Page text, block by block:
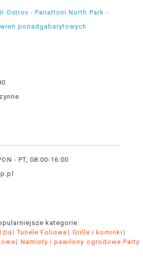
Ostrov - Panattoni North Park -
ponadgabarytowych
- PT, 08:00-16:00
kategorie:
Tunele Foliowe
Grille i kominki
Namioty i pawilony ogrodowe Party